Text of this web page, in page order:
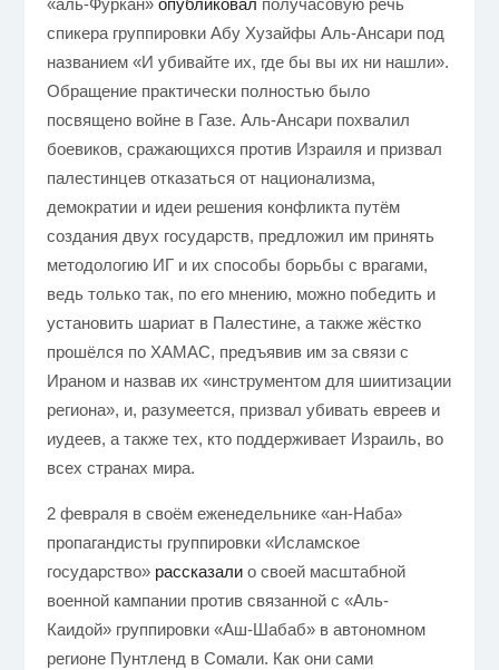
спикера группировки Абу Хузайфы Аль-Ансари под
названием «И убивайте их, где бы вы их ни нашли».
Обращение практически полностью было
посвящено войне в Газе. Аль-Ансари похвалил
боевиков, сражающихся против Израиля и призвал
палестинцев отказаться от национализма,
демократии и идеи решения конфликта путём
создания двух государств, предложил им принять
методологию ИГ и их способы борьбы с врагами,
ведь только так, по его мнению, можно победить и
установить шариат в Палестине, а также жёстко
прошёлся по ХАМАС, предъявив им за связи с
Ираном и назвав их «инструментом для шиитизации
региона», и, разумеется, призвал убивать евреев и
иудеев, а также тех, кто поддерживает Израиль, во
всех странах мира.
2 февраля в своём еженедельнике «ан-Наба»
пропагандисты группировки «Исламское
государство» рассказалио своей масштабной
военной кампании против cвязанной c «Аль-
Каидой» группировки «Аш-Шабаб» в автономном
регионе Пунтленд в Сомали. Как они сами